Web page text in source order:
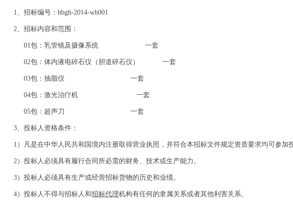
1、招标编号：hbgh-2014-wh001
2、招标内容和范围：
01包：乳管镜及摄像系统 一套
02包：体内液电碎石仪（胆道碎石仪） 一套
03包：抽脂仪 一套
04包：激光治疗机 一套
05包：超声刀 一套
3、 投标人资格条件：
1）凡是在中华人民共和国境内注册取得营业执照，并符合本招标文件规定资质要求均可参加
2）投标人必须具有履行合同所必需的财务、技术或生产能力。
3）投标人必须具有生产或经营招标货物的历史和业绩。
4）投标人不得与招标人和招标代理机构有任何的隶属关系或者其他利害关系。